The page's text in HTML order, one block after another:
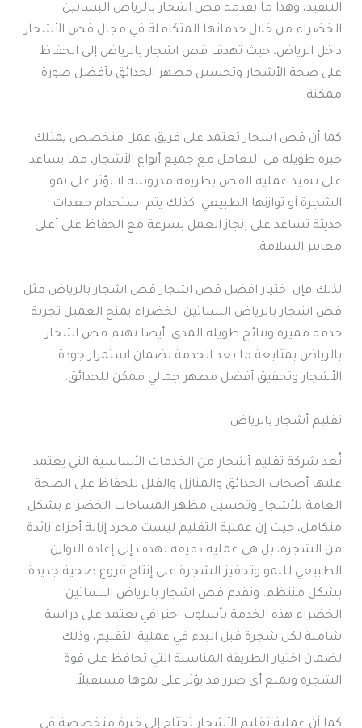
التنفيذ، وهذا ما تقدمه قص اشجار بالرياض البساتين
الخضراء من خلال خدماتها المتكاملة في مجال قص الأشجار
داخل الرياض، حيث تهدف قص اشجار بالرياض إلى الحفاظ
على صحة الأشجار وتحسين مظهر الحدائق بأفضل صورة
ممكنة.
كما أن قص اشجار تعتمد على فريق عمل متخصص يمتلك
خبرة طويلة في التعامل مع جميع أنواع الأشجار، مما يساعد
على تنفيذ عملية القص بطريقة مدروسة لا تؤثر على نمو
الشجرة أو توازنها الطبيعي. كذلك يتم استخدام معدات
حديثة تساعد على إنجاز العمل بسرعة مع الحفاظ على أعلى
معايير السلامة.
لذلك فإن اختيار افضل قص اشجار قص اشجار بالرياض مثل
قص اشجار بالرياض البساتين الخضراء يمنح العميل تجربة
خدمة مميزة ونتائج طويلة المدى. أيضا تهتم قص اشجار
بالرياض بمتابعة ما بعد الخدمة لضمان استمرار جودة
الأشجار وتحقيق أفضل مظهر جمالي ممكن للحدائق.
تقليم أشجار بالرياض
تُعد شركة تقليم أشجار من الخدمات الأساسية التي يعتمد
عليها أصحاب الحدائق والمنازل والفلل للحفاظ على الصحة
العامة للأشجار وتحسين مظهر المساحات الخضراء بشكل
متكامل، حيث إن عملية التقليم ليست مجرد إزالة أجزاء زائدة
من الشجرة، بل هي عملية دقيقة تهدف إلى إعادة التوازن
الطبيعي للنمو وتحفيز الشجرة على إنتاج فروع صحية جديدة
بشكل منتظم. وتقدم قص اشجار بالرياض البساتين
الخضراء هذه الخدمة بأسلوب احترافي يعتمد على دراسة
شاملة لكل شجرة قبل البدء في عملية التقليم، وذلك
لضمان اختيار الطريقة المناسبة التي تحافظ على قوة
الشجرة وتمنع أي ضرر قد يؤثر على نموها مستقبلاً.
كما أن عملية تقليم الأشجار تحتاج إلى خبرة متخصصة في